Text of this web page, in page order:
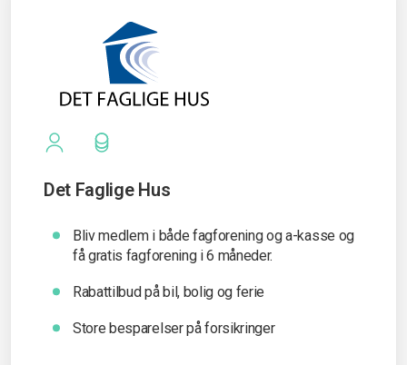
Det Faglige Hus
Bliv medlem i både fagforening og a-kasse og
få gratis fagforening i 6 måneder.
Rabattilbud på bil, bolig og ferie
Store besparelser på forsikringer